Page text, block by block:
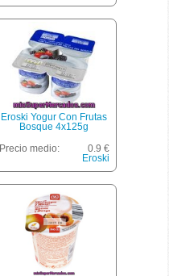
Eroski Yogur Con Frutas
Bosque 4x125g
Precio medio:
0.9 €
Eroski